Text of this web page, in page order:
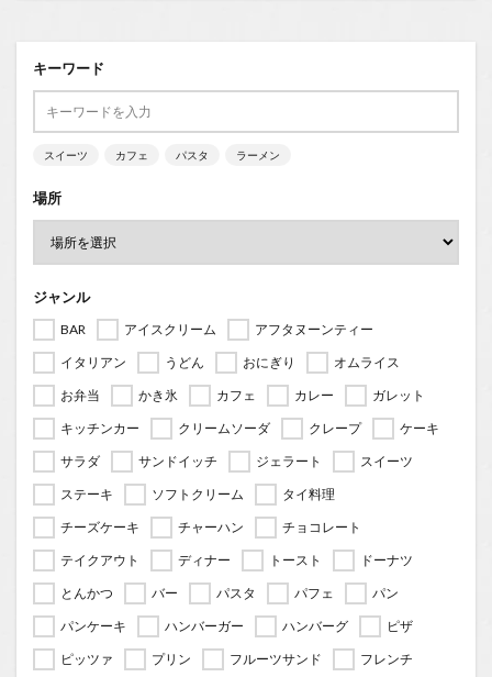
キーワード
スイーツ カフェ パスタ ラーメン
場所
ジャンル
BAR アイスクリーム
アフタヌーンティー
イタリアン
うどん おにぎり
オムライス
お弁当
かき氷 カフェ カレー
ガレット
キッチンカー
クリームソーダ クレープ
ケーキ
サラダ
サンドイッチ ジェラート
スイーツ
ステーキ
ソフトクリーム
タイ料理
チーズケーキ
チャーハン
チョコレート
テイクアウト
ディナー トースト
ドーナツ
とんかつ
バー パスタ パフェ
パン
パンケーキ
ハンバーガー ハンバーグ
ピザ
ピッツァ
プリン フルーツサンド
フレンチ